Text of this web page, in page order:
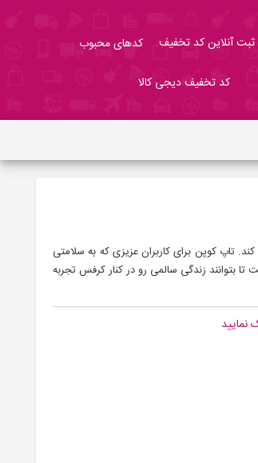
ثبت آنلاین کد تخفیف کدهای محبوب
کد تخفیف دیجی کالا
تاپ کوپن برای کاربران عزیزی که به سلامتی
کرفس در نظر گرفته است تا بتوانند زندگی سالمی رو در کنار کرفس تجربه
نمایید